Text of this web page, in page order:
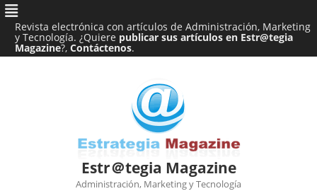
Revista electrónica con artículos de Administración, Marketing
y Tecnología. ¿Quiere publicar sus artículos en Estr@tegia
Magazine?, Contáctenos.
Estr＠tegia Magazine
Administración, Marketing y Tecnología